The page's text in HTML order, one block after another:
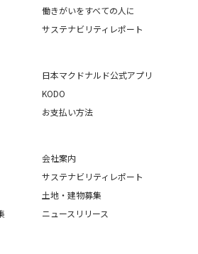
働きがいをすべての人に
サステナビリティレポート
日本マクドナルド公式アプリ
KODO
お支払い方法
会社案内
サステナビリティレポート
土地・建物募集
ニュースリリース